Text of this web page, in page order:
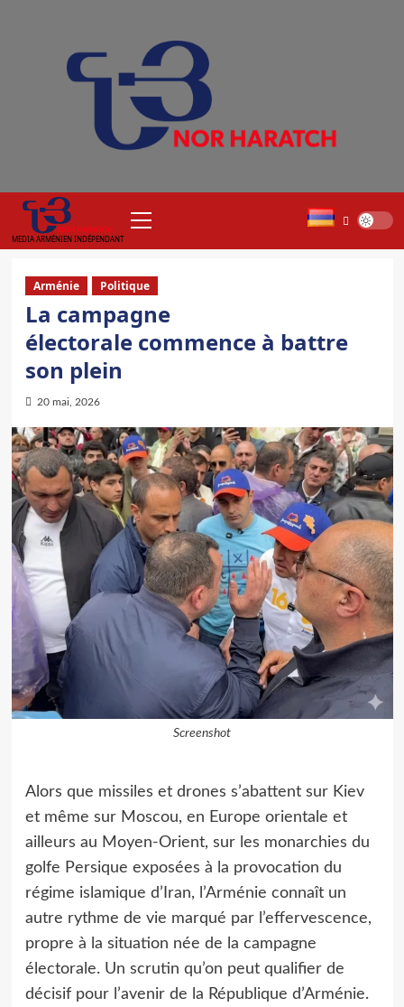
MEDIA ARMÉNIEN INDÉPENDANT
principal
Arménie Politique
La campagne
électorale commence à battre
son plein
20 mai, 2026
Screenshot
Alors que missiles et drones s’abattent sur Kiev
et même sur Moscou, en Europe orientale et
ailleurs au Moyen-Orient, sur les monarchies du
golfe Persique exposées à la provocation du
régime islamique d’Iran, l’Arménie connaît un
autre rythme de vie marqué par l’effervescence,
propre à la situation née de la campagne
électorale. Un scrutin qu’on peut qualifier de
décisif pour l’avenir de la République d’Arménie.